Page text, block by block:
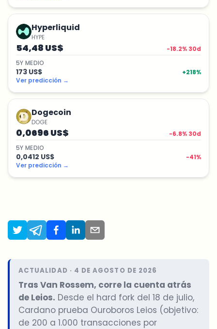
Hyperliquid
HYPE
54,48 US$ -18.2% 30d
5Y MEDIO
173 US$ +218%
Ver predicción →
Dogecoin
DOGE
0,0696 US$ -6.8% 30d
5Y MEDIO
0,0412 US$ -41%
Ver predicción →
ACTUALIDAD · 4 DE AGOSTO DE 2026
Tras Van Rossem, corre la cuenta atrás
de Leios. Desde el hard fork del 18 de julio,
Cardano prueba Ouroboros Leios (objetivo:
de 200 a 1.000 transacciones por